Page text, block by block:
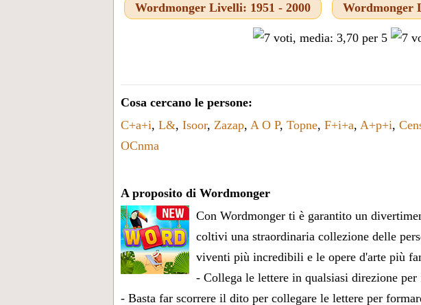
Wordmonger Livelli: 1951 - 2000 Wordmonger
Cosa cercano le persone:
C+a+i, L&, Isoor, Zazap, A O P, Topne, F+i+a, A+p+i,
OCnma
A proposito di Wordmonger
Con Wordmonger ti è garantito un
coltivi una straordinaria collezione delle
viventi più incredibili e le opere d'arte più
- Collega le lettere in qualsiasi direzione
- Basta far scorrere il dito per collegare le lettere per